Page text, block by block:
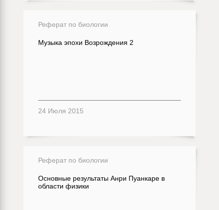
Реферат по биологии
Музыка эпохи Возрождения 2
24 Июля 2015
Реферат по биологии
Основные результаты Анри Пуанкаре в
области физики